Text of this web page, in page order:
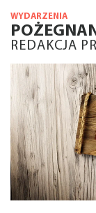
WYDARZENIA
REDAKCJA